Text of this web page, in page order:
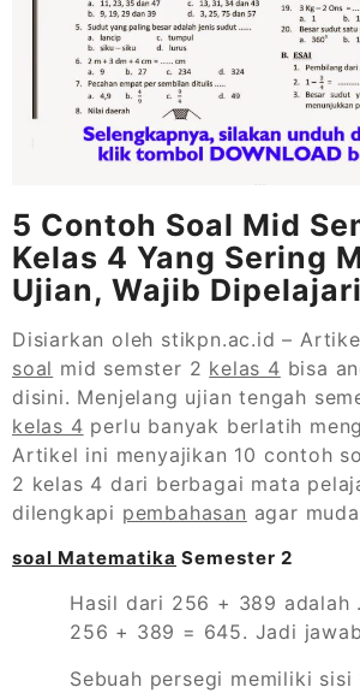
5 Contoh Soal Mid
Kelas 4 Yang Sering
Ujian, Wajib
Disiarkan oleh stikpn.ac.id –
soal mid semster 2 kelas 4 bisa
disini. Menjelang ujian tengah
kelas 4 perlu banyak berlatih
Artikel ini menyajikan 10 contoh
2 kelas 4 dari berbagai mata
dilengkapi pembahasan agar
soal Matematika Semester 2
Hasil dari 256 + 389 adalah
256 + 389 = 645. Jadi
Sebuah persegi memiliki sisi